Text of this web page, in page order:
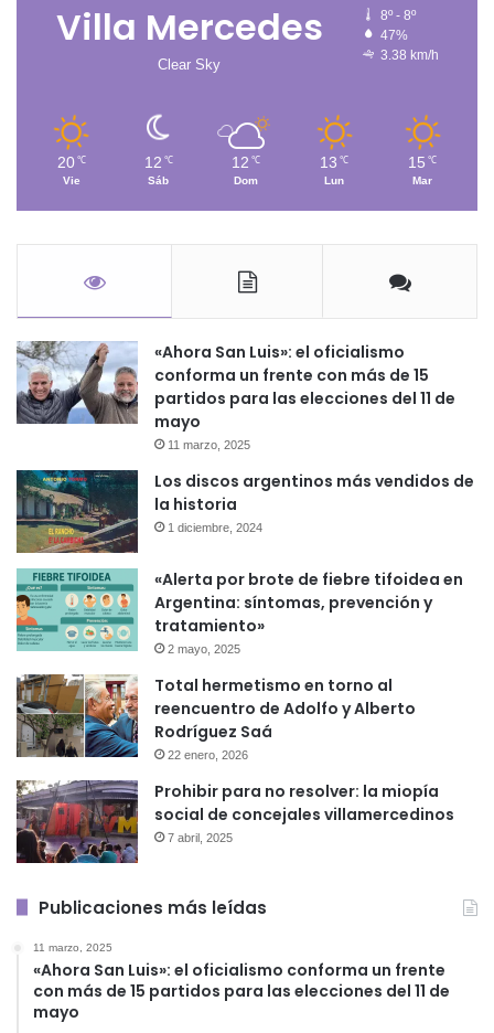
Villa Mercedes
Clear Sky
8º - 8º
47%
3.38 km/h
20 ℃
Vie
12 ℃
Sáb
12 ℃
Dom
13 ℃
Lun
15 ℃
Mar
«Ahora San Luis»: el oficialismo
conforma un frente con más de 15
partidos para las elecciones del 11 de
mayo
11 marzo, 2025
Los discos argentinos más vendidos de
la historia
1 diciembre, 2024
«Alerta por brote de fiebre tifoidea en
Argentina: síntomas, prevención y
tratamiento»
2 mayo, 2025
Total hermetismo en torno al
reencuentro de Adolfo y Alberto
Rodríguez Saá
22 enero, 2026
Prohibir para no resolver: la miopía
social de concejales villamercedinos
7 abril, 2025
Publicaciones más leídas
11 marzo, 2025
«Ahora San Luis»: el oficialismo conforma un frente
con más de 15 partidos para las elecciones del 11 de
mayo